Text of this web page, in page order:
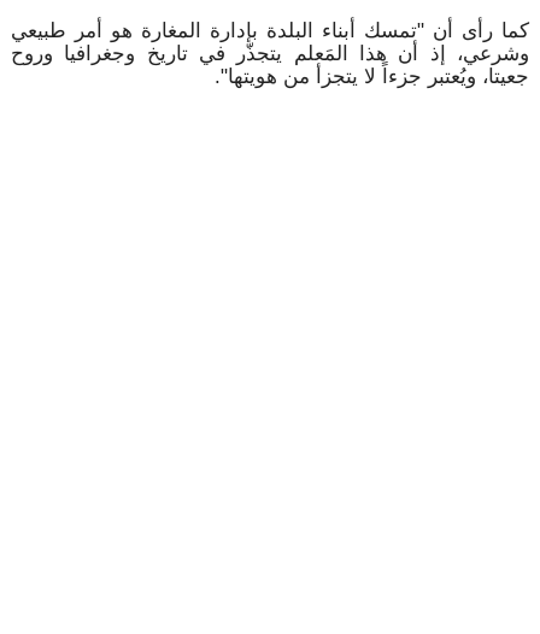
كما رأى أن "تمسك أبناء البلدة بإدارة المغارة هو أمر طبيعي
وشرعي، إذ أن هذا المَعلم يتجذّر في تاريخ وجغرافيا وروح
جعيتا، ويُعتبر جزءاً لا يتجزأ من هويتها".